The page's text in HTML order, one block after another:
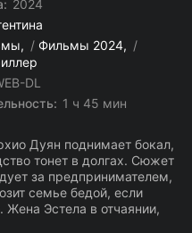
2024
/ Фильмы 2024
/
DL
1 ч 45 мин
Дуян поднимает бокал,
тонет в долгах. Сюжет
за предпринимателем,
семье бедой, если
Жена Эстела в отчаянии,